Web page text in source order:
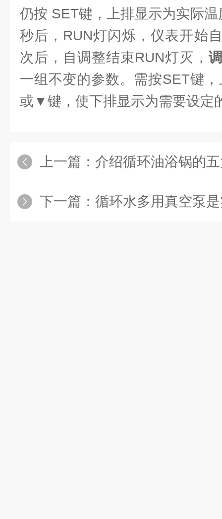
仍按 SET键，上排显示为实际
秒后，RUN灯闪烁，仪表开始
次后，自调整结束RUN灯灭，
一组不变的参数。需按SET键
或▼键，使下排显示为需要设定
上一篇： 介绍循环油浴锅的
下一篇： 循环水多用真空泵